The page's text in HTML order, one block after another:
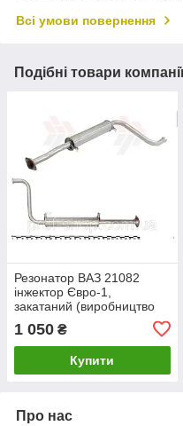
Всі умови повернення
Подібні товари
Резонатор ВАЗ 21082
інжектор Євро-1,
закатаний (виробництво
1 050 ₴
Купити
Про нас